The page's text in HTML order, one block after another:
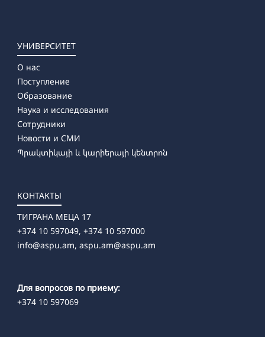
УНИВЕРСИТЕТ
О нас
Поступление
Образование
Наука и исследования
Сотрудники
Новости и СМИ
Պրակտիկայի և կարիերայի կենտրոն
КОНТАКТЫ
ТИГРАНА МЕЦА 17
+374 10 597049, +374 10 597000
info@aspu.am, aspu.am@aspu.am
Для вопросов по приему:
+374 10 597069